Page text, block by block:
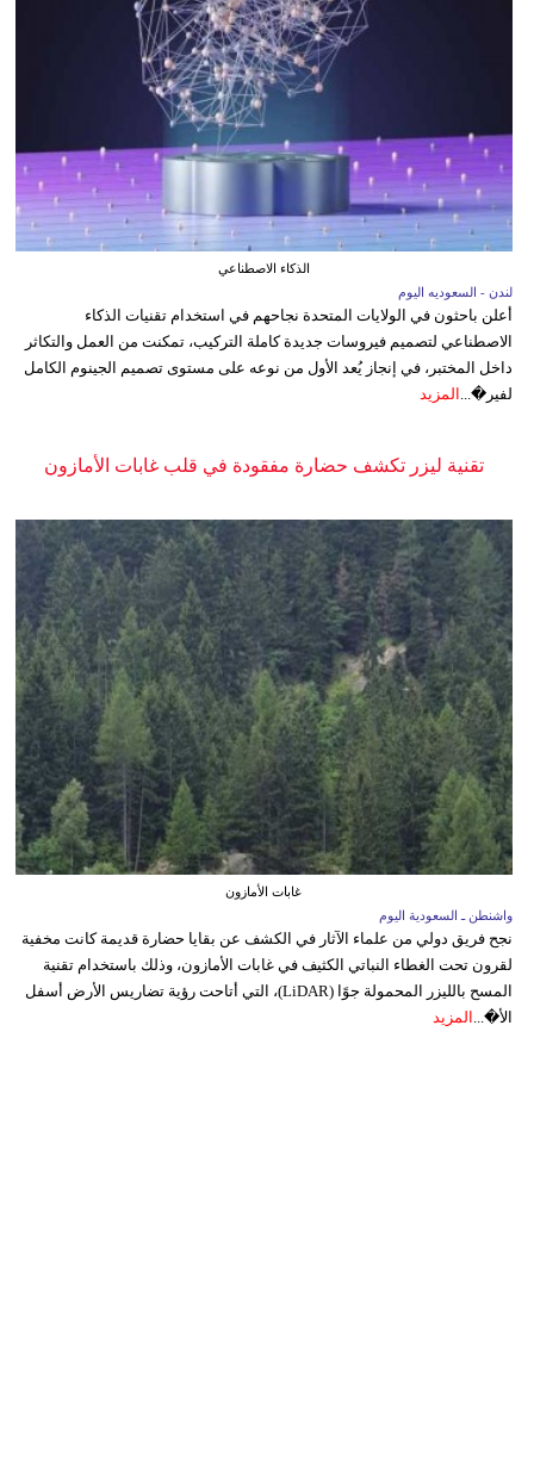
الذكاء الاصطناعي
لندن - السعوديه اليوم
أعلن باحثون في الولايات المتحدة نجاحهم في استخدام تقنيات الذكاء
الاصطناعي لتصميم فيروسات جديدة كاملة التركيب، تمكنت من العمل والتكاثر
داخل المختبر، في إنجاز يُعد الأول من نوعه على مستوى تصميم الجينوم الكامل
لفير�... المزيد
تقنية ليزر تكشف حضارة مفقودة في قلب غابات الأمازون
غابات الأمازون
واشنطن ـ السعودية اليوم
نجح فريق دولي من علماء الآثار في الكشف عن بقايا حضارة قديمة كانت مخفية
لقرون تحت الغطاء النباتي الكثيف في غابات الأمازون، وذلك باستخدام تقنية
المسح بالليزر المحمولة جوًا (LiDAR)، التي أتاحت رؤية تضاريس الأرض أسفل
الأ�... المزيد